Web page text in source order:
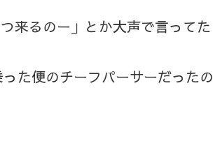
来るのー」とか大声で言ってた
た便のチーフパーサーだったの